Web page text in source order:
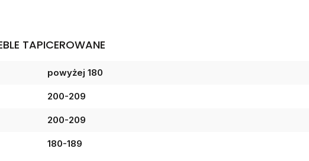
TAPICEROWANE
powyżej 180
200-209
200-209
180-189